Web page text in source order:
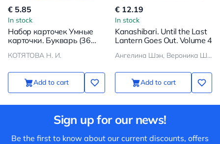
€ 5.85
In stock
Набор карточек Умные
карточки. Букварь (36
КОТЯТОВА Н. И.
Add to cart
€ 12.19
In stock
Kanashibari. Until the Last
Lantern Goes Out. Volume 4
Ангелина Шэн, Вероника Шэн
Add to cart
Sign up for our news!
Be the first to know about our current discounts, offers